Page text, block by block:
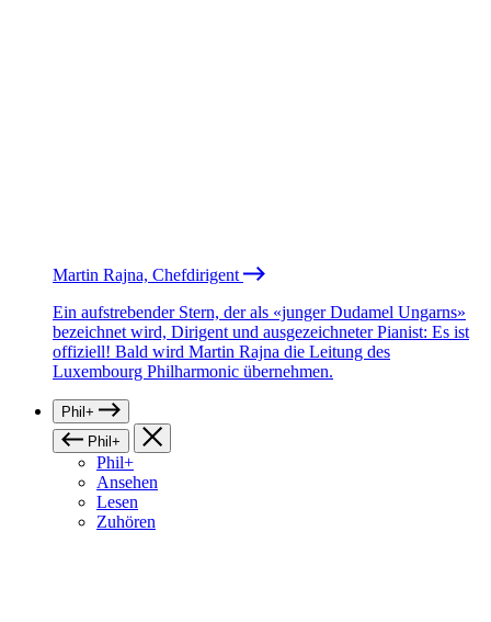
Martin Rajna, Chefdirigent
Ein aufstrebender Stern, der als «junger Dudamel Ungarns»
bezeichnet wird, Dirigent und ausgezeichneter Pianist: Es ist
offiziell! Bald wird Martin Rajna die Leitung des
Luxembourg Philharmonic übernehmen.
Phil+
Phil+
Phil+
Ansehen
Lesen
Zuhören